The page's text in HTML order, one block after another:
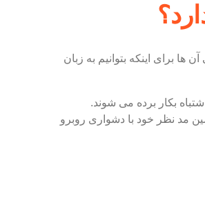
برای اینکه بتوانیم به زبان
بکار برده می شوند.
مد نظر خود با دشواری روبرو